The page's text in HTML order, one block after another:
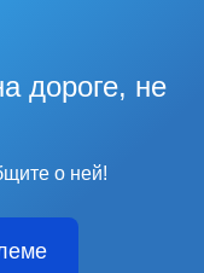
дороге, не
о ней!